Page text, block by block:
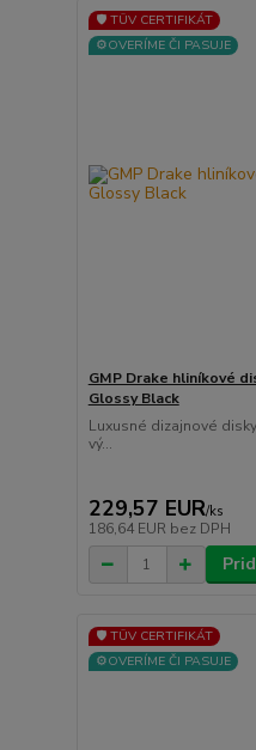
🛡️ TÜV CERTIFIKÁT
⚙️OVERÍME ČI PASUJE
GMP Drake hliníkové
Glossy Black
Luxusné dizajnové
vý...
229,57 EUR/ks
186,64 EUR bez DPH
🛡️ TÜV CERTIFIKÁT
⚙️OVERÍME ČI PASUJE